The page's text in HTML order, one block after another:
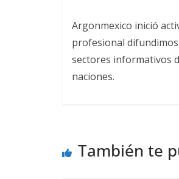
Argonmexico inició
profesional
sectores informativos
naciones.
También te